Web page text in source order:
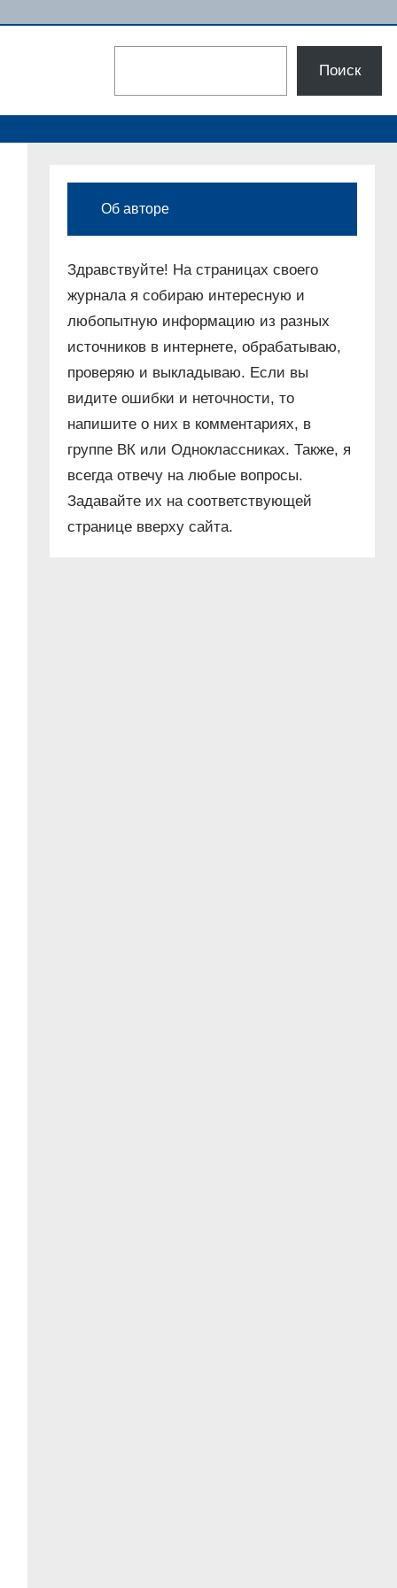
Поиск
Об авторе
Здравствуйте! На страницах своего
журнала я собираю интересную и
любопытную информацию из разных
источников в интернете, обрабатываю,
проверяю и выкладываю. Если вы
видите ошибки и неточности, то
напишите о них в комментариях, в
группе ВК или Одноклассниках. Также, я
всегда отвечу на любые вопросы.
Задавайте их на соответствующей
странице вверху сайта.